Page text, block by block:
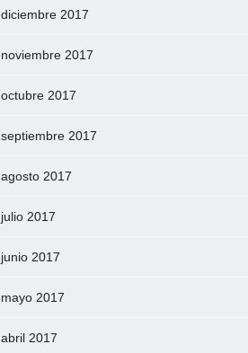
diciembre 2017
noviembre 2017
octubre 2017
septiembre 2017
agosto 2017
julio 2017
junio 2017
mayo 2017
abril 2017